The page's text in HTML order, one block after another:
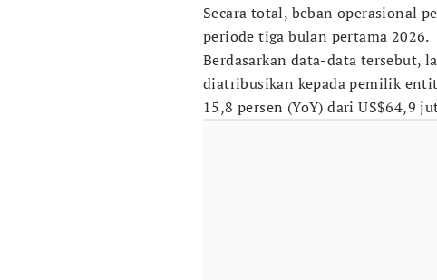
Secara total, beban operasional
periode tiga bulan pertama 2026.
Berdasarkan data-data tersebut,
diatribusikan kepada pemilik
15,8 persen (YoY) dari US$64,9